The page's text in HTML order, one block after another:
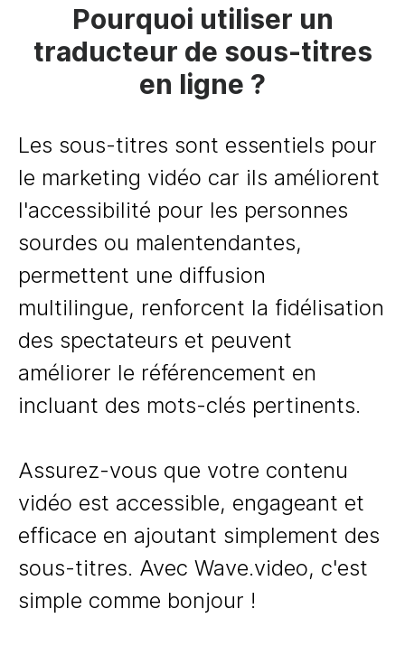
Pourquoi utiliser un
traducteur de sous-titres
en ligne ?
Les sous-titres sont essentiels pour
le marketing vidéo car ils améliorent
l'accessibilité pour les personnes
sourdes ou malentendantes,
permettent une diffusion
multilingue, renforcent la fidélisation
des spectateurs et peuvent
améliorer le référencement en
incluant des mots-clés pertinents.
Assurez-vous que votre contenu
vidéo est accessible, engageant et
efficace en ajoutant simplement des
sous-titres. Avec Wave.video, c'est
simple comme bonjour !